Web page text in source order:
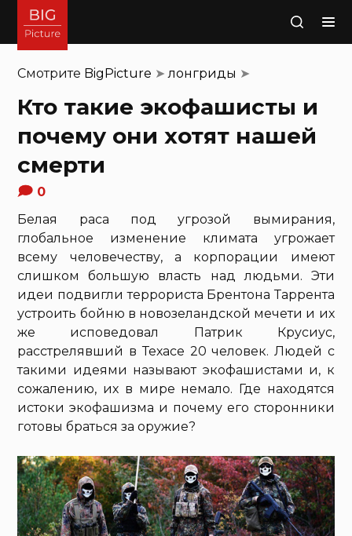
Поиск
Смотрите BigPicture ➤лонгриды ➤
Кто такие экофашисты и
почему они хотят нашей
смерти
0
Белая раса под угрозой вымирания,
глобальное изменение климата угрожает
всему человечеству, а корпорации имеют
слишком большую власть над людьми. Эти
идеи подвигли террориста Брентона Таррента
устроить бойню в новозеландской мечети и их
же исповедовал Патрик Крусиус,
расстрелявший в Техасе 20 человек. Людей с
такими идеями называют экофашистами и, к
сожалению, их в мире немало. Где находятся
истоки экофашизма и почему его сторонники
готовы браться за оружие?